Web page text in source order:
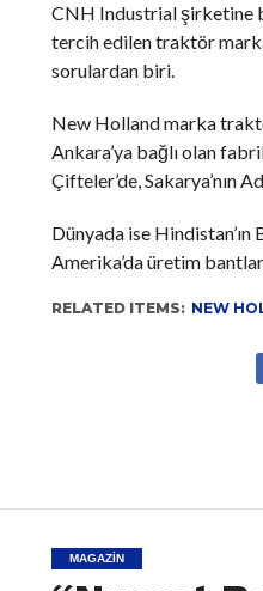
CNH Industrial şirketine
tercih edilen traktör
sorulardan biri.
New Holland marka
Ankara’ya bağlı olan
Çifteler’de, Sakarya’nın
Dünyada ise Hindistan’ın
Amerika’da üretim
RELATED ITEMS: NEW
MAGAZIN